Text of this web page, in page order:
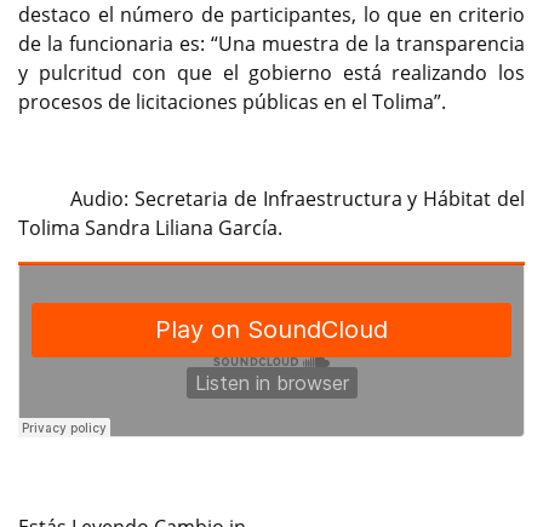
destaco el número de participantes, lo que en criterio
de la funcionaria es: “Una muestra de la transparencia
y pulcritud con que el gobierno está realizando los
procesos de licitaciones públicas en el Tolima”.
Audio: Secretaria de Infraestructura y Hábitat del
Tolima Sandra Liliana García.